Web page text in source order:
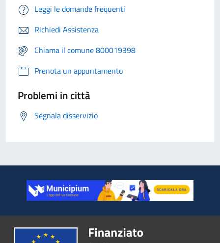
Leggi le domande frequenti
Richiedi Assistenza
Chiama il comune 800019398
Prenota un appuntamento
Problemi in città
Segnala disservizio